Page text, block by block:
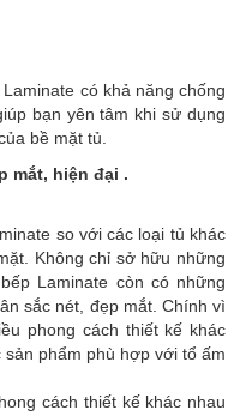
có khả năng chống
bạn yên tâm khi sử dụng
bề mặt tủ.
mắt, hiện đại .
so với các loại tủ khác
Không chỉ sở hữu những
Laminate còn có những
sắc nét, đẹp mắt. Chính vì
phong cách thiết kế khác
phẩm phù hợp với tổ ấm
cách thiết kế khác nhau